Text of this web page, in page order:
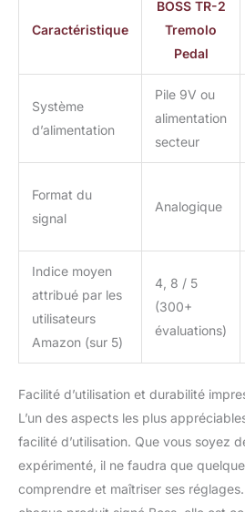
Caractéristique
BOSS TR-2
Tremolo
Pedal
Système
d’alimentation
Pile 9V ou
alimentation
secteur
Format du
signal
Analogique
Indice moyen
attribué par les
utilisateurs
Amazon (sur 5)
4, 8 / 5
(300+
évaluations)
Facilité d’utilisation et durabilité
L’un des aspects les plus
facilité d’utilisation. Que vous soyez
expérimenté, il ne faudra que
comprendre et maîtriser ses